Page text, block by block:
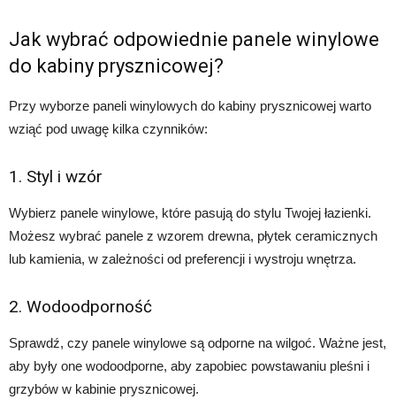
Jak wybrać odpowiednie panele winylowe
do kabiny prysznicowej?
Przy wyborze paneli winylowych do kabiny prysznicowej warto
wziąć pod uwagę kilka czynników:
1. Styl i wzór
Wybierz panele winylowe, które pasują do stylu Twojej łazienki.
Możesz wybrać panele z wzorem drewna, płytek ceramicznych
lub kamienia, w zależności od preferencji i wystroju wnętrza.
2. Wodoodporność
Sprawdź, czy panele winylowe są odporne na wilgoć. Ważne jest,
aby były one wodoodporne, aby zapobiec powstawaniu pleśni i
grzybów w kabinie prysznicowej.